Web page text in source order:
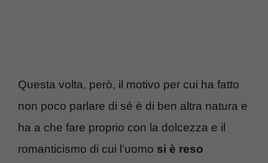
Questa volta, però, il motivo per cui ha fatto
non poco parlare di sé è di ben altra natura e
ha a che fare proprio con la dolcezza e il
romanticismo di cui l’uomo si è reso